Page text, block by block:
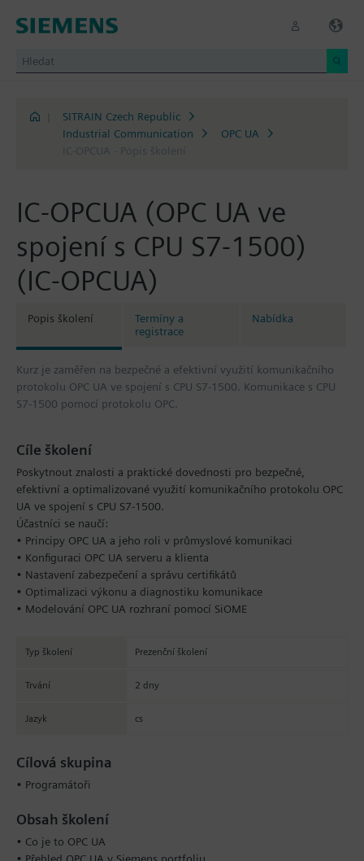
SITRAIN Czech Republic
Industrial Communication
OPC UA
IC-OPCUA - Popis školení
IC-OPCUA (OPC UA ve
spojení s CPU S7-1500)
(IC-OPCUA)
Popis školení
Termíny a
registrace
Nabídka
Kurz je zaměřen na bezpečné a efektivní využití komunikačního
protokolu OPC UA ve spojení s CPU S7-1500. Komunikace s CPU
S7-1500 pomocí protokolu OPC.
Cíle školení
Poskytnout znalosti a praktické dovednosti pro bezpečné,
efektivní a optimalizované využití komunikačního protokolu OPC
UA ve spojení s CPU S7-1500.
Účastníci se naučí:
• Principy OPC UA a jeho roli v průmyslové komunikaci
• Konfiguraci OPC UA serveru a klienta
• Nastavení zabezpečení a správu certifikátů
• Optimalizaci výkonu a diagnostiku komunikace
• Modelování OPC UA rozhraní pomocí SiOME
Typ školení Prezenční školení
Trvání 2 dny
Jazyk cs
Cílová skupina
• Programátoři
Obsah školení
• Co je to OPC UA